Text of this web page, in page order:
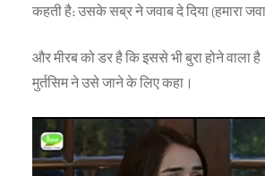
कहती है: उसके सब्र ने जवाब दे दिया (हमारा
और मीरब को डर है कि इससे भी बुरा होने वाला
मुर्तसिम ने उसे जाने के लिए कहा।